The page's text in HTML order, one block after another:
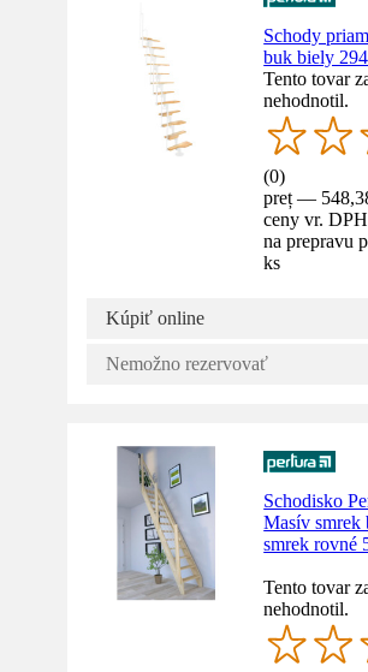
Schody
buk biely
Tento tovar
nehodnotil.
(0)
preț —
ceny vr.
na prepravu
ks
Kúpiť online
Nemožno rezervovať
Schodisko
Masív smrek
smrek rovné
Tento tovar
nehodnotil.